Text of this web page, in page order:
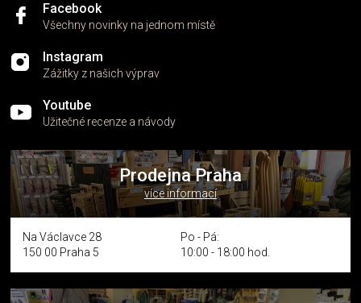
Facebook
Všechny novinky na jednom místě
Instagram
Zážitky z našich výprav
Youtube
Užitečné recenze a návody
Prodejna Praha
více informací
Na Václavce 28
150 00 Praha 5
Po - Pá:
10:00 - 18:00 hod.